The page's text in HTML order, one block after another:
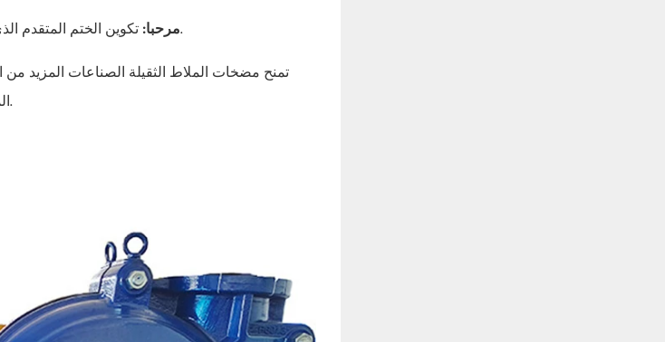
مرحبا:تكوين الختم المتقدم الذي يتحسن على التصميمات التقليدية ، مما يوفر المتانة والأداء المحسّن للعمليات الصعبة.
تمنح مضخات الملاط الثقيلة الصناعات المزيد من
المعدات ونفقات الصيانة المنخفضة ، بحيث تكون الأفضل لتحدي الإعدادات الصناعية الصعبة.